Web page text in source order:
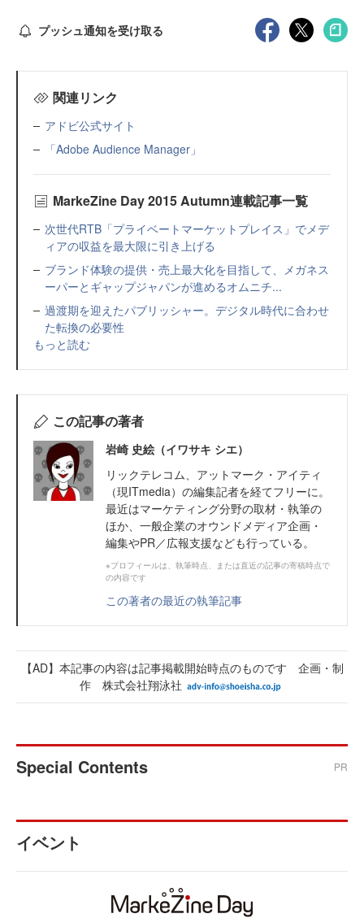
プッシュ通知を受け取る
関連リンク
アドビ公式サイト
「Adobe Audience Manager」
MarkeZine Day 2015 Autumn連載記事一覧
次世代RTB「プライベートマーケットプレイス」でメデ
ィアの収益を最大限に引き上げる
ブランド体験の提供・売上最大化を目指して、メガネス
ーパーとギャップジャパンが進めるオムニチ...
過渡期を迎えたパブリッシャー。デジタル時代に合わせ
た転換の必要性
もっと読む
この記事の著者
岩崎 史絵（イワサキ シエ）
リックテレコム、アットマーク・アイティ
（現ITmedia）の編集記者を経てフリーに。
最近はマーケティング分野の取材・執筆の
ほか、一般企業のオウンドメディア企画・
編集やPR／広報支援なども行っている。
※プロフィールは、執筆時点、または直近の記事の寄稿時点で
の内容です
この著者の最近の執筆記事
【AD】本記事の内容は記事掲載開始時点のものです 企画・制
作 株式会社翔泳社
Special Contents PR
イベント